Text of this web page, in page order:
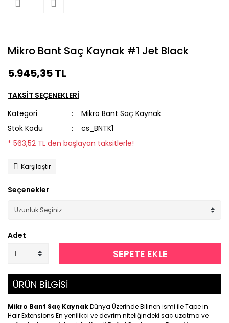
Mikro Bant Saç Kaynak #1 Jet Black
5.945,35 TL
TAKSİT SEÇENEKLERİ
Kategori
Mikro Bant Saç Kaynak
Stok Kodu
cs_BNTK1
* 563,52 TL den başlayan taksitlerle!
Karşılaştır
Seçenekler
Adet
SEPETE EKLE
ÜRÜN BİLGİSİ
Mikro Bant Saç KaynakDünya Üzerinde Bilinen İsmi ile Tape in
Hair Extensions En yenilikçi ve devrim niteliğindeki saç uzatma ve